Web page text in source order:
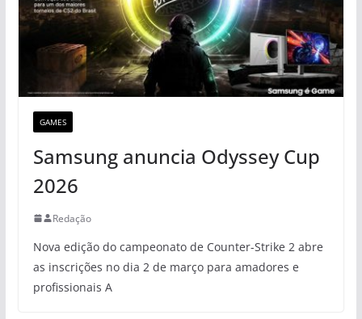
GAMES
Samsung anuncia Odyssey Cup
2026
Redação
Nova edição do campeonato de Counter-Strike 2 abre
as inscrições no dia 2 de março para amadores e
profissionais A